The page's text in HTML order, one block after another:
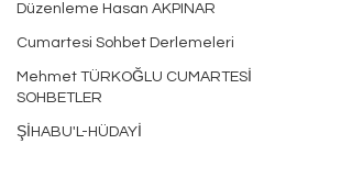
Düzenleme Hasan AKPINAR
Cumartesi Sohbet Derlemeleri
Mehmet TÜRKOĞLU CUMARTESİ
SOHBETLER
ŞİHABU'L-HÜDAYİ